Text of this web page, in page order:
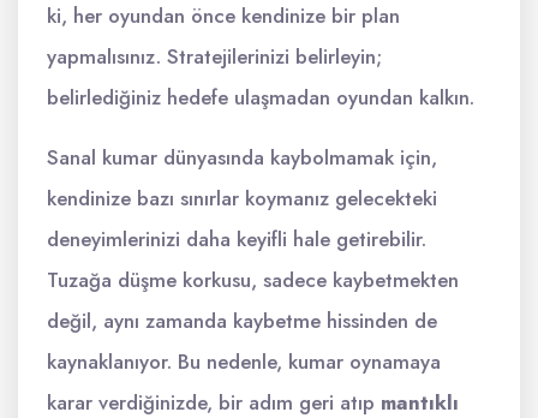
ki, her oyundan önce kendinize bir plan
yapmalısınız. Stratejilerinizi belirleyin;
belirlediğiniz hedefe ulaşmadan oyundan kalkın.
Sanal kumar dünyasında kaybolmamak için,
kendinize bazı sınırlar koymanız gelecekteki
deneyimlerinizi daha keyifli hale getirebilir.
Tuzağa düşme korkusu, sadece kaybetmekten
değil, aynı zamanda kaybetme hissinden de
kaynaklanıyor. Bu nedenle, kumar oynamaya
karar verdiğinizde, bir adım geri atıp mantıklı